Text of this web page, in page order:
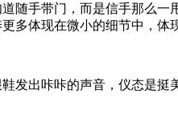
随手带门，而是信手那么一
多体现在微小的细节中，体
发出咔咔的声音，仪态是挺